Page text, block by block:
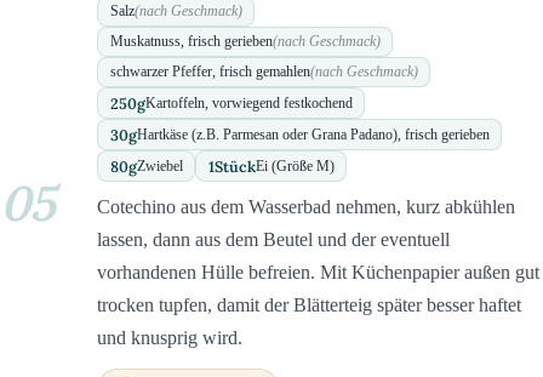
Salz(nach Geschmack)
Muskatnuss, frisch gerieben(nach Geschmack)
schwarzer Pfeffer, frisch gemahlen(nach Geschmack)
250gKartoffeln, vorwiegend festkochend
30gHartkäse (z.B. Parmesan oder Grana Padano), frisch gerieben
80gZwiebel 1StückEi (Größe M)
05
Cotechino aus dem Wasserbad nehmen, kurz abkühlen
lassen, dann aus dem Beutel und der eventuell
vorhandenen Hülle befreien. Mit Küchenpapier außen gut
trocken tupfen, damit der Blätterteig später besser haftet
und knusprig wird.